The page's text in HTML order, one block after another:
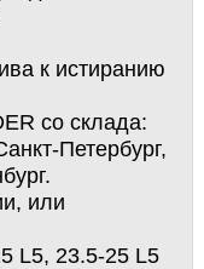
к истиранию
со склада:
Петербург,
или
L5, 23.5-25 L5